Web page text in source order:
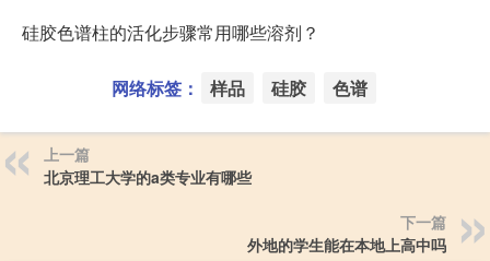
硅胶色谱柱的活化步骤常用哪些溶剂？
网络标签： 样品 硅胶 色谱
上一篇
北京理工大学的a类专业有哪些
下一篇
外地的学生能在本地上高中吗